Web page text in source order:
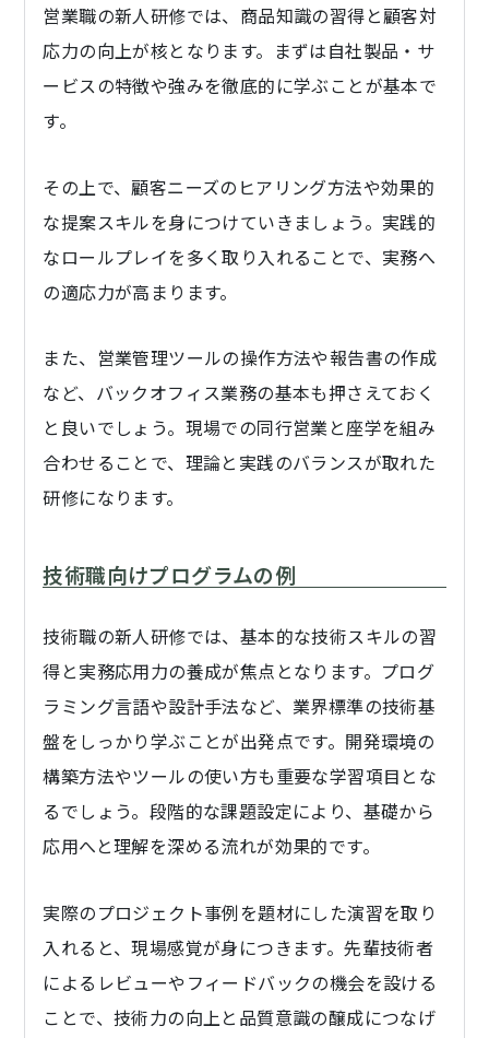
営業職の新人研修では、商品知識の習得と顧客対
応力の向上が核となります。まずは自社製品・サ
ービスの特徴や強みを徹底的に学ぶことが基本で
す。
その上で、顧客ニーズのヒアリング方法や効果的
な提案スキルを身につけていきましょう。実践的
なロールプレイを多く取り入れることで、実務へ
の適応力が高まります。
また、営業管理ツールの操作方法や報告書の作成
など、バックオフィス業務の基本も押さえておく
と良いでしょう。現場での同行営業と座学を組み
合わせることで、理論と実践のバランスが取れた
研修になります。
技術職向けプログラムの例
技術職の新人研修では、基本的な技術スキルの習
得と実務応用力の養成が焦点となります。プログ
ラミング言語や設計手法など、業界標準の技術基
盤をしっかり学ぶことが出発点です。開発環境の
構築方法やツールの使い方も重要な学習項目とな
るでしょう。段階的な課題設定により、基礎から
応用へと理解を深める流れが効果的です。
実際のプロジェクト事例を題材にした演習を取り
入れると、現場感覚が身につきます。先輩技術者
によるレビューやフィードバックの機会を設ける
ことで、技術力の向上と品質意識の醸成につなげ